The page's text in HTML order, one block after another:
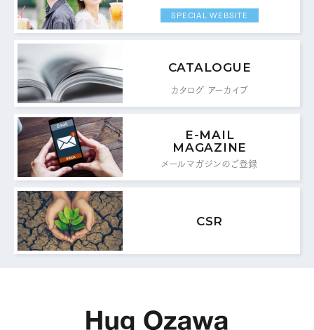
代表 / 営業・企画・総務・経理
TEL：0776-89-1370
0776-89-1375
商品センター直通
TEL：0776-87-0890
FAX： 0776-87-0891
MAIL FORM
メールフォームはこちら
SPECIAL WEBSITE
CATALOGUE
カタログ アーカイブ
E-MAIL
MAGAZINE
メールマガジンのご登録
CSR